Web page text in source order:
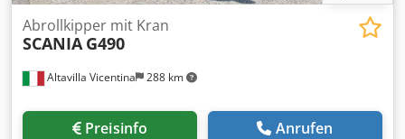
Altavilla Vicentina 288 km
Abrollkipper mit Kran
SCANIA G490
Preisinfo Anrufen